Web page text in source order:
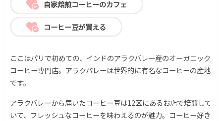
自家焙煎コーヒーのカフェ
コーヒー豆が買える
ここはパリで初めての、インドのアラクバレー産のオーガニック
コーヒー専門店。アラクバレーは世界的に有名なコーヒーの産地
です。
アラクバレーから届いたコーヒー豆は12区にあるお店で焙煎して
いて、フレッシュなコーヒーを味わえるのが魅力。コーヒー好き